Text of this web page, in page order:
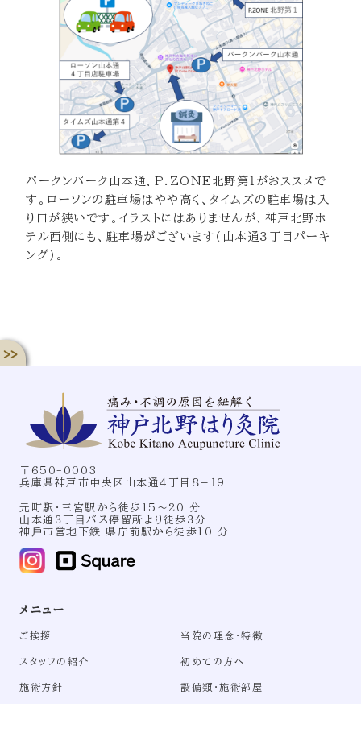
パークンパーク山本通、P.ZONE北野第１がおススメで
す。ローソンの駐車場はやや高く、タイムズの駐車場は入
り口が狭いです。イラストにはありませんが、神戸北野ホ
テル西側にも、駐車場がございます（山本通３丁目パーキ
ング）。
〒650-0003
兵庫県神戸市中央区山本通４丁目８−１９
元町駅・三宮駅から徒歩15〜20 分
⼭本通３丁⽬バス停留所より徒歩３分
神⼾市営地下鉄 県庁前駅から徒歩10 分
メニュー
ご挨拶 当院の理念・特徴
スタッフの紹介 初めての方へ
施術方針 設備類・施術部屋